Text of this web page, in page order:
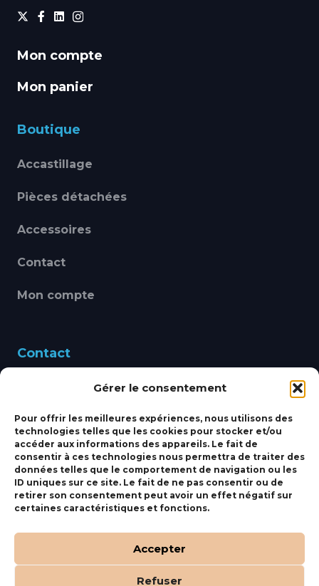
Gérer le consentement
Pour offrir les meilleures expériences, nous utilisons des
technologies telles que les cookies pour stocker et/ou
accéder aux informations des appareils. Le fait de
consentir à ces technologies nous permettra de traiter des
données telles que le comportement de navigation ou les
ID uniques sur ce site. Le fait de ne pas consentir ou de
retirer son consentement peut avoir un effet négatif sur
certaines caractéristiques et fonctions.
Accepter
Refuser
Mon compte
Mon panier
Boutique
Accastillage
Pièces détachées
Accessoires
Contact
Mon compte
Contact
460 Avenue Alain Le
bbsmarine@bbs-
marine.fr
Fixe:04 27 50 24 50
Mobile:06 69 44 48 83